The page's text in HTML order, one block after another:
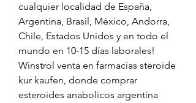
cualquier localidad de España,
Argentina, Brasil, México, Andorra,
Chile, Estados Unidos y en todo el
mundo en 10-15 días laborales!
Winstrol venta en farmacias steroide
kur kaufen, donde comprar
esteroides anabolicos argentina